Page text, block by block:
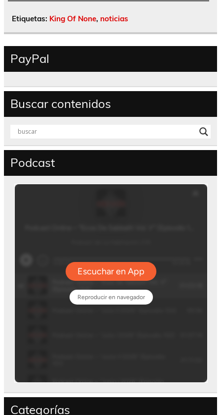
Etiquetas: King Of None, noticias
PayPal
Buscar contenidos
Podcast
Categorías